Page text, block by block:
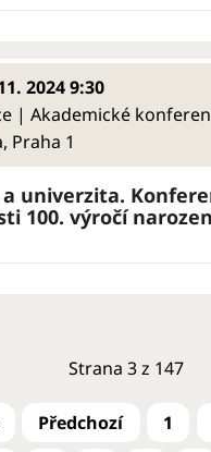
2024 9:30
| Akademické
Praha 1
univerzita.
100. výročí
Strana 3 z 147
1